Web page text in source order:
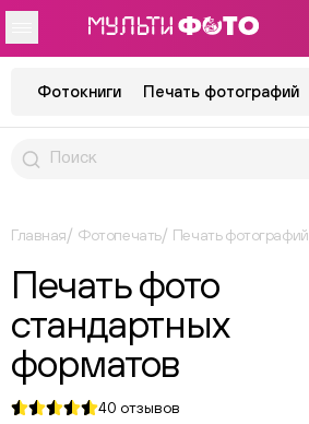
Фотокниги Печать фотографий
Главная Фотопечать Печать фотографий
Печать фото
стандартных
форматов
40 отзывов